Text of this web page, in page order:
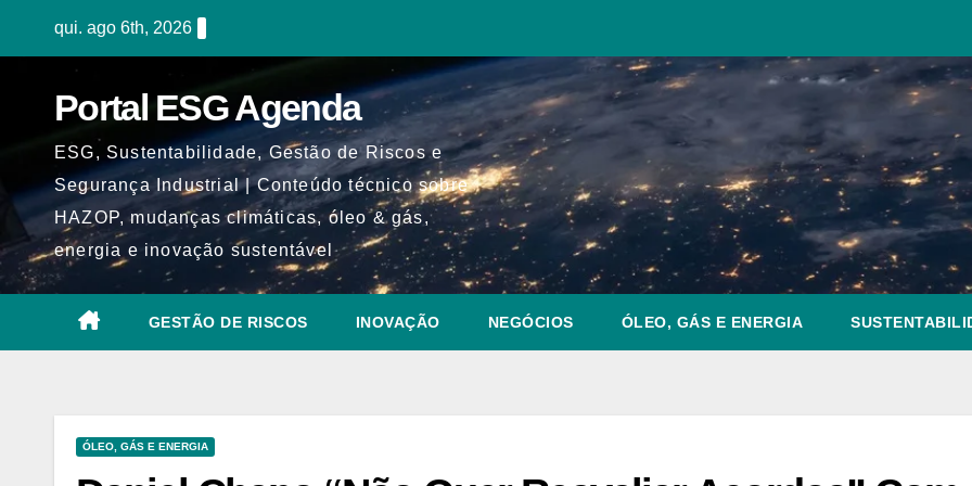
qui. ago 6th, 2026
Portal ESG Agenda
ESG, Sustentabilidade, Gestão de Riscos e
Segurança Industrial | Conteúdo técnico sobre
HAZOP, mudanças climáticas, óleo & gás,
energia e inovação sustentável
GESTÃO DE RISCOS INOVAÇÃO NEGÓCIOS ÓLEO, GÁS E ENERGIA
ÓLEO, GÁS E ENERGIA